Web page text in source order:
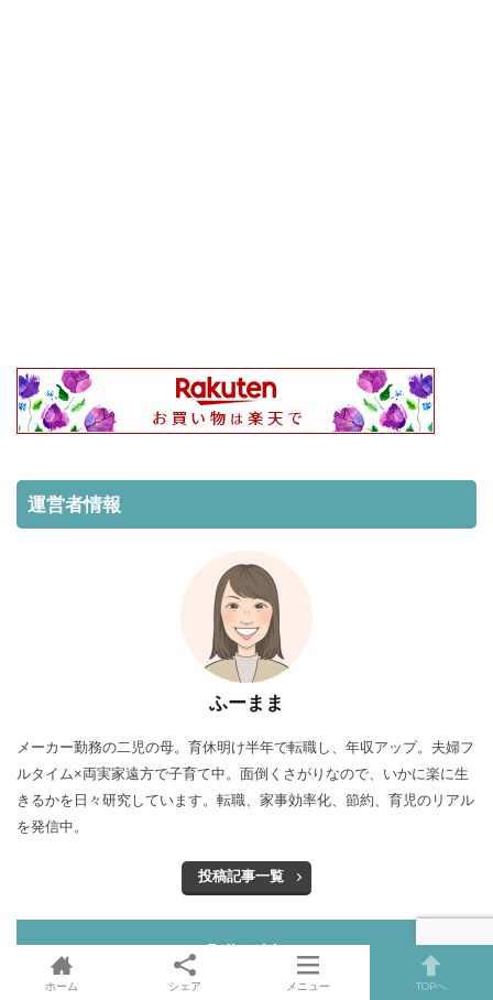
運営者情報
ふーまま
メーカー勤務の二児の母。育休明け半年で転職し、年収アップ。夫婦フ
ルタイム×両実家遠方で子育て中。面倒くさがりなので、いかに楽に生
きるかを日々研究しています。転職、家事効率化、節約、育児のリアル
を発信中。
投稿記事一覧
Follow Me
ホーム シェア メニュー TOPへ